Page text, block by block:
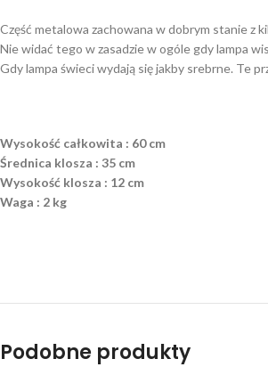
Część metalowa zachowana w dobrym stanie z
Nie widać tego w zasadzie w ogóle gdy lampa
Gdy lampa świeci wydają się jakby srebrne. Te
Wysokość całkowita : 60 cm
Średnica klosza : 35 cm
Wysokość klosza : 12 cm
Waga : 2 kg
Podobne produkty